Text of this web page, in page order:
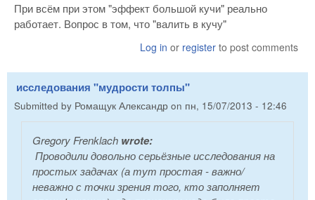
При всём при этом "эффект большой кучи" реально
работает. Вопрос в том, что "валить в кучу"
Log in or register to post comments
исследования "мудрости толпы"
Submitted by Ромащук Александр on пн, 15/07/2013 - 12:46
Gregory Frenklach wrote:
Проводили довольно серьёзные исследования на
простых задачах (а тут простая - важно/
неважно с точки зрения того, кто заполняет